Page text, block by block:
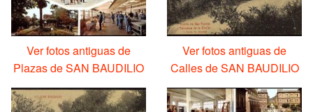
Ver fotos antiguas de
Plazas de SAN BAUDILIO
Ver fotos antiguas de
Calles de SAN BAUDILIO